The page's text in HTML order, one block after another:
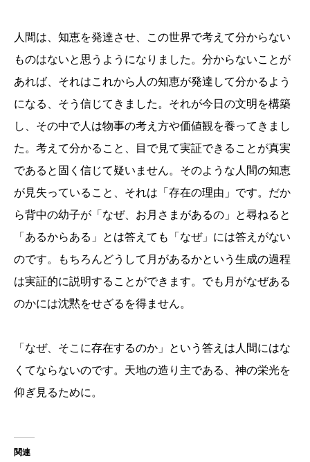
人間は、知恵を発達させ、この世界で考えて分からない
ものはないと思うようになりました。分からないことが
あれば、それはこれから人の知恵が発達して分かるよう
になる、そう信じてきました。それが今日の文明を構築
し、その中で人は物事の考え方や価値観を養ってきまし
た。考えて分かること、目で見て実証できることが真実
であると固く信じて疑いません。そのような人間の知恵
が見失っていること、それは「存在の理由」です。だか
ら背中の幼子が「なぜ、お月さまがあるの」と尋ねると
「あるからある」とは答えても「なぜ」には答えがない
のです。もちろんどうして月があるかという生成の過程
は実証的に説明することができます。でも月がなぜある
のかには沈黙をせざるを得ません。
「なぜ、そこに存在するのか」という答えは人間にはな
くてならないのです。天地の造り主である、神の栄光を
仰ぎ見るために。
関連